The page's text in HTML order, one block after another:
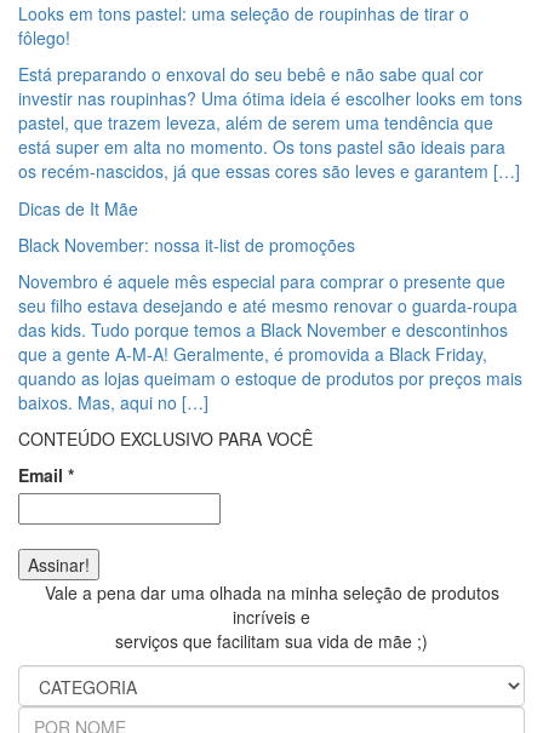
Looks em tons pastel: uma seleção de roupinhas de tirar o
fôlego!
Está preparando o enxoval do seu bebê e não sabe qual cor
investir nas roupinhas? Uma ótima ideia é escolher looks em tons
pastel, que trazem leveza, além de serem uma tendência que
está super em alta no momento. Os tons pastel são ideais para
os recém-nascidos, já que essas cores são leves e garantem […]
Dicas de It Mãe
Black November: nossa it-list de promoções
Novembro é aquele mês especial para comprar o presente que
seu filho estava desejando e até mesmo renovar o guarda-roupa
das kids. Tudo porque temos a Black November e descontinhos
que a gente A-M-A! Geralmente, é promovida a Black Friday,
quando as lojas queimam o estoque de produtos por preços mais
baixos. Mas, aqui no […]
CONTEÚDO EXCLUSIVO PARA VOCÊ
Email *
Vale a pena dar uma olhada na minha seleção de produtos
incríveis e
serviços que facilitam sua vida de mãe ;)